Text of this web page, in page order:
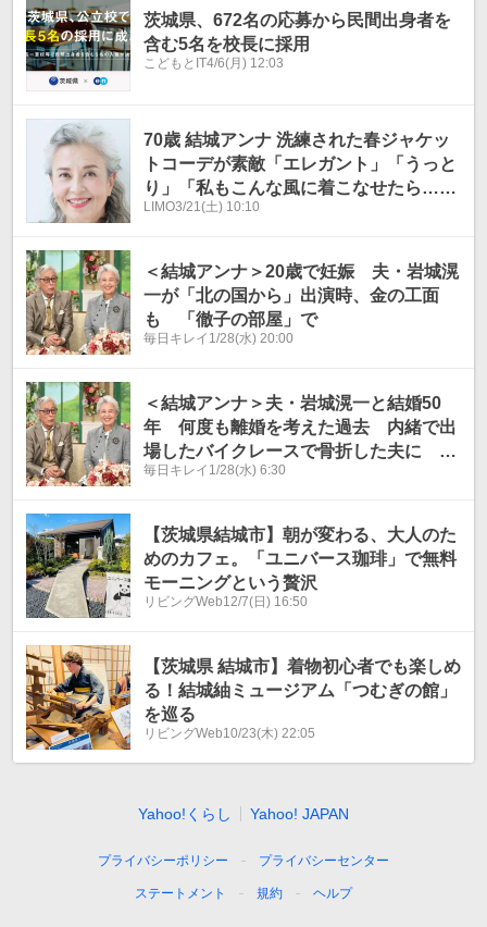
茨城県、672名の応募から民間出身者を
含む5名を校長に採用
こどもとIT4/6(月) 12:03
70歳 結城アンナ 洗練された春ジャケッ
トコーデが素敵「エレガント」「うっと
り」「私もこんな風に着こなせたら…」
の声
LIMO3/21(土) 10:10
＜結城アンナ＞20歳で妊娠 夫・岩城滉
一が「北の国から」出演時、金の工面
も 「徹子の部屋」で
毎日キレイ 1/28(水) 20:00
＜結城アンナ＞夫・岩城滉一と結婚50
年 何度も離婚を考えた過去 内緒で出
場したバイクレースで骨折した夫に
「徹子の部屋」で
毎日キレイ 1/28(水) 6:30
【茨城県結城市】朝が変わる、大人のた
めのカフェ。「ユニバース珈琲」で無料
モーニングという贅沢
リビングWeb12/7(日) 16:50
【茨城県 結城市】着物初心者でも楽しめ
る！結城紬ミュージアム「つむぎの館」
を巡る
リビングWeb10/23(木) 22:05
Yahoo!くらし Yahoo! JAPAN
プライバシーポリシー プライバシーセンター
ステートメント 規約 ヘルプ